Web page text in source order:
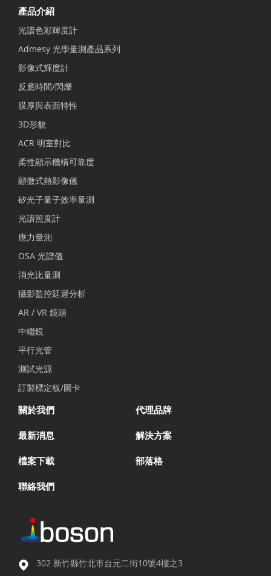
產品介紹
光譜色彩輝度計
Admesy 光學量測產品系列
影像式輝度計
反應時間/閃爍
膜厚與表面特性
3D形貌
ACR 明室對比
柔性顯示機構可靠度
顯微式熱影像儀
矽光子量子效率量測
光譜照度計
應力量測
OSA 光譜儀
消光比量測
攝影監控延遲分析
AR / VR 鏡頭
中繼鏡
平行光管
測試光源
訂製標定板/圖卡
關於我們 代理品牌
最新消息 解決方案
檔案下載 部落格
聯絡我們
302 新竹縣竹北市台元二街10號4樓之3